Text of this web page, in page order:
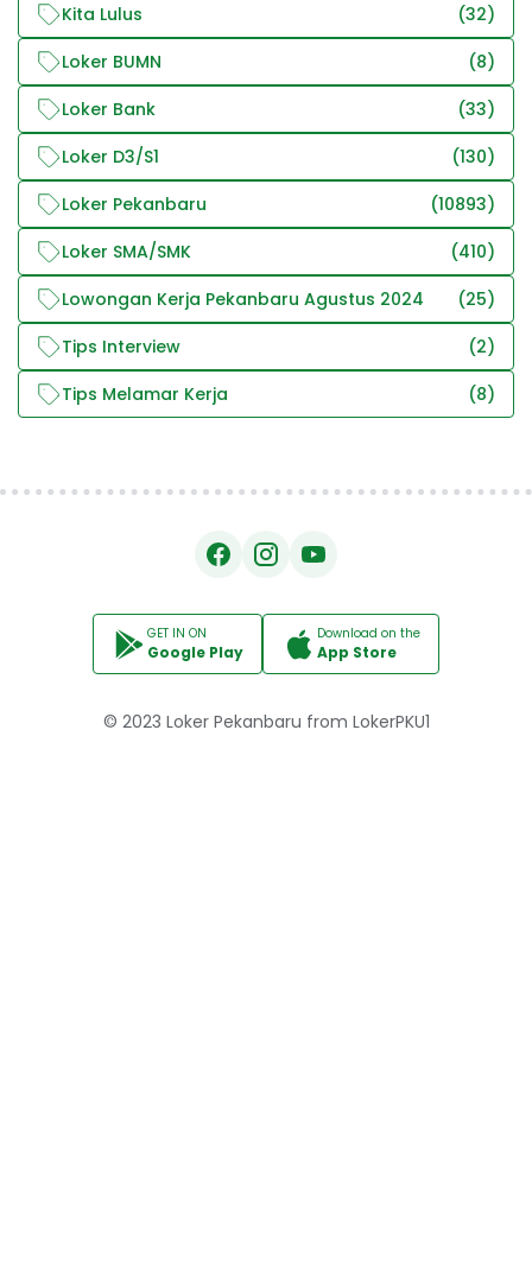
Kita Lulus
(32)
Loker BUMN
(8)
Loker Bank
(33)
Loker D3/S1
(130)
Loker Pekanbaru
(10893)
Loker SMA/SMK
(410)
Lowongan Kerja Pekanbaru Agustus 2024
(25)
Tips Interview
(2)
Tips Melamar Kerja
(8)
GET IN ON
Google Play
Download on the
App Store
© 2023 Loker Pekanbaru from LokerPKU1